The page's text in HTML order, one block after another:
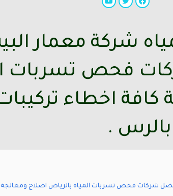
شركة معمار
شركات فحص تسربات
كافة اخطاء
بالرس .
ارتفاع فاتورة المياه شركة معمار البيت 0534118887 افضل شركات فحص تسربات المياه